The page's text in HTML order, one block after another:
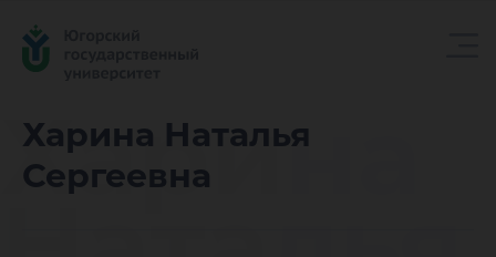
Харина Наталья
Сергеевна
Харина